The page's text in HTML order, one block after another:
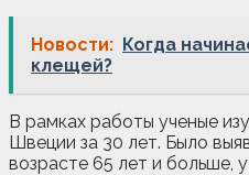
Новости: Когда
клещей?
В рамках работы ученые
Швеции за 30 лет. Было
возрасте 65 лет и больше,